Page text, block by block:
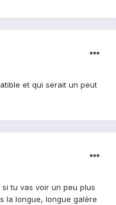
et qui serait un peut
tu vas voir un peu plus
la longue, longue galère